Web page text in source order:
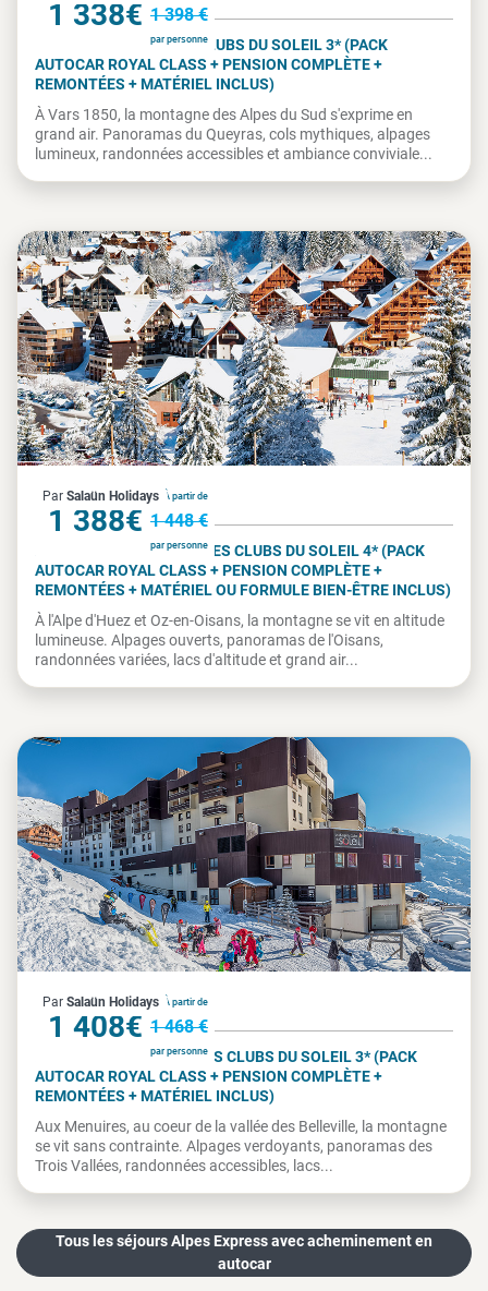
1 338€ 1 398 €
par personne
VARS 1850 - VILLAGES CLUBS DU SOLEIL 3* (PACK
AUTOCAR ROYAL CLASS + PENSION COMPLÈTE +
REMONTÉES + MATÉRIEL INCLUS)
À Vars 1850, la montagne des Alpes du Sud s'exprime en
grand air. Panoramas du Queyras, cols mythiques, alpages
lumineux, randonnées accessibles et ambiance conviviale...
À partir de
1 388€ 1 448 €
par personne
Par Salaün Holidays
France
ALPE D'HUEZ OZ - VILLAGES CLUBS DU SOLEIL 4* (PACK
AUTOCAR ROYAL CLASS + PENSION COMPLÈTE +
REMONTÉES + MATÉRIEL OU FORMULE BIEN-ÊTRE INCLUS)
À l'Alpe d'Huez et Oz-en-Oisans, la montagne se vit en altitude
lumineuse. Alpages ouverts, panoramas de l'Oisans,
randonnées variées, lacs d'altitude et grand air...
À partir de
1 408€ 1 468 €
par personne
Par Salaün Holidays
France
LES MÉNUIRES - VILLAGES CLUBS DU SOLEIL 3* (PACK
AUTOCAR ROYAL CLASS + PENSION COMPLÈTE +
REMONTÉES + MATÉRIEL INCLUS)
Aux Menuires, au coeur de la vallée des Belleville, la montagne
se vit sans contrainte. Alpages verdoyants, panoramas des
Trois Vallées, randonnées accessibles, lacs...
Tous les séjours Alpes Express avec acheminement en
autocar